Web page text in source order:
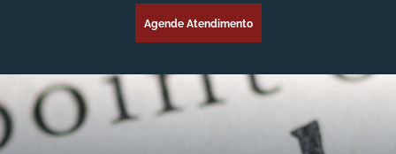
Agende Atendimento